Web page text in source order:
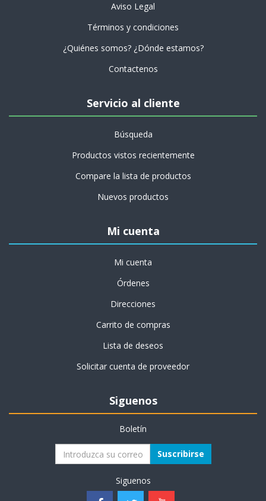
Aviso Legal
Términos y condiciones
¿Quiénes somos? ¿Dónde estamos?
Contactenos
Servicio al cliente
Búsqueda
Productos vistos recientemente
Compare la lista de productos
Nuevos productos
Mi cuenta
Mi cuenta
Órdenes
Direcciones
Carrito de compras
Lista de deseos
Solicitar cuenta de proveedor
Siguenos
Boletín
Suscribirse
Siguenos